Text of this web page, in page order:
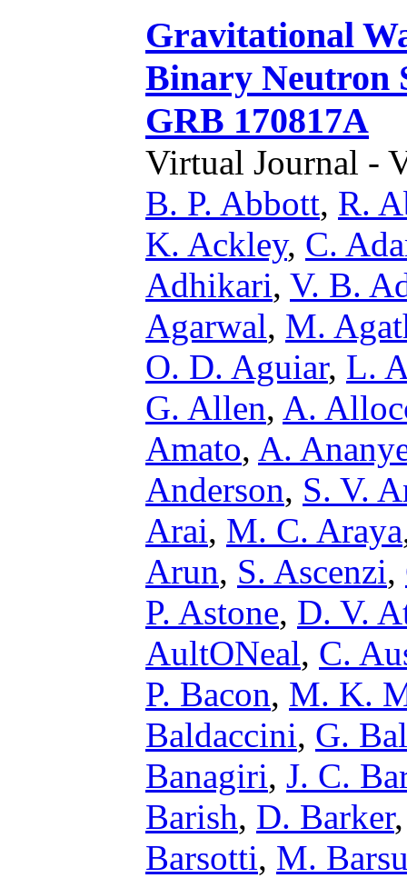
Gravitational
Binary Neutron
GRB 170817A
Virtual Journal -
B. P. Abbott, R.
K. Ackley, C.
Adhikari, V. B.
Agarwal, M.
O. D. Aguiar, L.
G. Allen, A.
Amato, A.
Anderson, S. V.
Arai, M. C. Araya
Arun, S. Ascenzi,
P. Astone, D. V.
AultONeal, C.
P. Bacon, M. K.
Baldaccini, G.
Banagiri, J. C.
Barish, D. Barker
Barsotti, M.